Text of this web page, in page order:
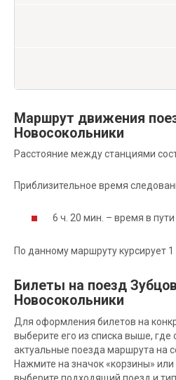
Маршрут движения
Новосокольники
Расстояние между станциями
Приблизительное время
6 ч. 20 мин. – время в
По данному маршруту курсирует 1
Билеты на поезд
Новосокольники
Для оформления билетов на
выберите его из списка выше, где
актуальные поезда маршрута на
Нажмите на значок «корзины» или